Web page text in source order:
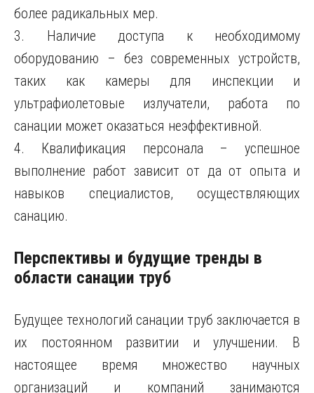
более радикальных мер.
3. Наличие доступа к необходимому
оборудованию – без современных устройств,
таких как камеры для инспекции и
ультрафиолетовые излучатели, работа по
санации может оказаться неэффективной.
4. Квалификация персонала – успешное
выполнение работ зависит от да от опыта и
навыков специалистов, осуществляющих
санацию.
Перспективы и будущие тренды в
области санации труб
Будущее технологий санации труб заключается в
их постоянном развитии и улучшении. В
настоящее время множество научных
организаций и компаний занимаются